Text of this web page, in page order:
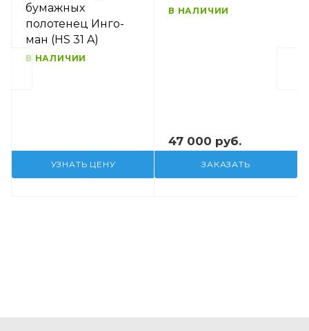
бумажных
полотенец Инго-
ман (HS 31 A)
В НАЛИЧИИ
УЗНАТЬ ЦЕНУ
В НАЛИЧИИ
47 000 руб.
ЗАКАЗАТЬ